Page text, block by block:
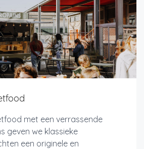
met een verrassende
geven we klassieke
een originele en